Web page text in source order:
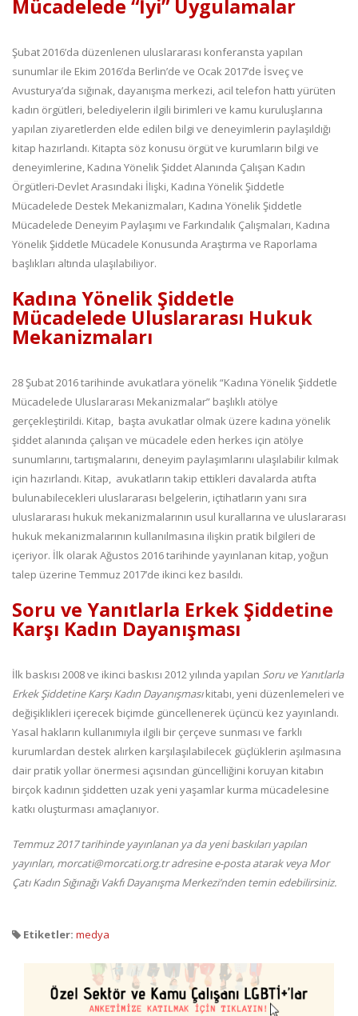
Mücadelede “İyi” Uygulamalar
Şubat 2016’da düzenlenen uluslararası konferansta yapılan
sunumlar ile Ekim 2016’da Berlin’de ve Ocak 2017’de İsveç ve
Avusturya’da sığınak, dayanışma merkezi, acil telefon hattı yürüten
kadın örgütleri, belediyelerin ilgili birimleri ve kamu kuruluşlarına
yapılan ziyaretlerden elde edilen bilgi ve deneyimlerin paylaşıldığı
kitap hazırlandı. Kitapta söz konusu örgüt ve kurumların bilgi ve
deneyimlerine, Kadına Yönelik Şiddet Alanında Çalışan Kadın
Örgütleri-Devlet Arasındaki İlişki, Kadına Yönelik Şiddetle
Mücadelede Destek Mekanizmaları, Kadına Yönelik Şiddetle
Mücadelede Deneyim Paylaşımı ve Farkındalık Çalışmaları, Kadına
Yönelik Şiddetle Mücadele Konusunda Araştırma ve Raporlama
başlıkları altında ulaşılabiliyor.
Kadına Yönelik Şiddetle
Mücadelede Uluslararası Hukuk
Mekanizmaları
28 Şubat 2016 tarihinde avukatlara yönelik “Kadına Yönelik Şiddetle
Mücadelede Uluslararası Mekanizmalar” başlıklı atölye
gerçekleştirildi. Kitap, başta avukatlar olmak üzere kadına yönelik
şiddet alanında çalışan ve mücadele eden herkes için atölye
sunumlarını, tartışmalarını, deneyim paylaşımlarını ulaşılabilir kılmak
için hazırlandı. Kitap, avukatların takip ettikleri davalarda atıfta
bulunabilecekleri uluslararası belgelerin, içtihatların yanı sıra
uluslararası hukuk mekanizmalarının usul kurallarına ve uluslararası
hukuk mekanizmalarının kullanılmasına ilişkin pratik bilgileri de
içeriyor. İlk olarak Ağustos 2016 tarihinde yayınlanan kitap, yoğun
talep üzerine Temmuz 2017’de ikinci kez basıldı.
Soru ve Yanıtlarla Erkek Şiddetine
Karşı Kadın Dayanışması
İlk baskısı 2008 ve ikinci baskısı 2012 yılında yapılan Soru ve Yanıtlarla
Erkek Şiddetine Karşı Kadın Dayanışmasıkitabı, yeni düzenlemeleri ve
değişiklikleri içerecek biçimde güncellenerek üçüncü kez yayınlandı.
Yasal hakların kullanımıyla ilgili bir çerçeve sunması ve farklı
kurumlardan destek alırken karşılaşılabilecek güçlüklerin aşılmasına
dair pratik yollar önermesi açısından güncelliğini koruyan kitabın
birçok kadının şiddetten uzak yeni yaşamlar kurma mücadelesine
katkı oluşturması amaçlanıyor.
Temmuz 2017 tarihinde yayınlanan ya da yeni baskıları yapılan
yayınları, morcati@morcati.org.tr adresine e-posta atarak veya Mor
Çatı Kadın Sığınağı Vakfı Dayanışma Merkezi’nden temin edebilirsiniz.
Etiketler: medya